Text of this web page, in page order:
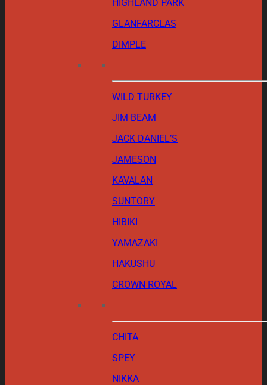
HIGHLAND PARK
GLANFARCLAS
DIMPLE
WILD TURKEY
JIM BEAM
JACK DANIEL’S
JAMESON
KAVALAN
SUNTORY
HIBIKI
YAMAZAKI
HAKUSHU
CROWN ROYAL
CHITA
SPEY
NIKKA